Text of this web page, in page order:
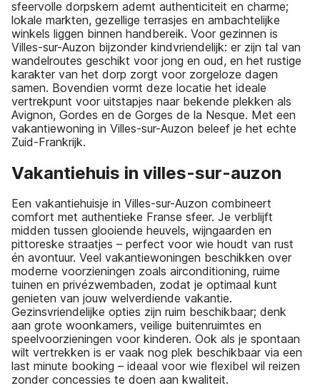
sfeervolle dorpskern ademt authenticiteit en charme;
lokale markten, gezellige terrasjes en ambachtelijke
winkels liggen binnen handbereik. Voor gezinnen is
Villes-sur-Auzon bijzonder kindvriendelijk: er zijn tal van
wandelroutes geschikt voor jong en oud, en het rustige
karakter van het dorp zorgt voor zorgeloze dagen
samen. Bovendien vormt deze locatie het ideale
vertrekpunt voor uitstapjes naar bekende plekken als
Avignon, Gordes en de Gorges de la Nesque. Met een
vakantiewoning in Villes-sur-Auzon beleef je het echte
Zuid-Frankrijk.
Vakantiehuis in villes-sur-auzon
Een vakantiehuisje in Villes-sur-Auzon combineert
comfort met authentieke Franse sfeer. Je verblijft
midden tussen glooiende heuvels, wijngaarden en
pittoreske straatjes – perfect voor wie houdt van rust
én avontuur. Veel vakantiewoningen beschikken over
moderne voorzieningen zoals airconditioning, ruime
tuinen en privézwembaden, zodat je optimaal kunt
genieten van jouw welverdiende vakantie.
Gezinsvriendelijke opties zijn ruim beschikbaar; denk
aan grote woonkamers, veilige buitenruimtes en
speelvoorzieningen voor kinderen. Ook als je spontaan
wilt vertrekken is er vaak nog plek beschikbaar via een
last minute booking – ideaal voor wie flexibel wil reizen
zonder concessies te doen aan kwaliteit.